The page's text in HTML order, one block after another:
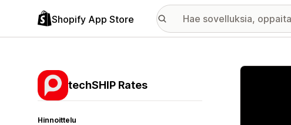
Shopify App Store
techSHIP Rates
Hinnoittelu